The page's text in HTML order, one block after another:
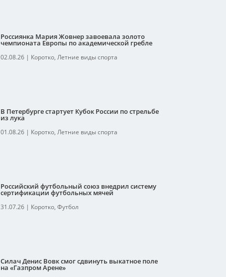
Россиянка Мария Жовнер завоевала золото
чемпионата Европы по академической гребле
02.08.26| Коротко, Летние виды спорта
В Петербурге стартует Кубок России по стрельбе
из лука
01.08.26| Коротко, Летние виды спорта
Российский футбольный союз внедрил систему
сертификации футбольных мячей
31.07.26| Коротко, Футбол
Силач Денис Вовк смог сдвинуть выкатное поле
на «Газпром Арене»